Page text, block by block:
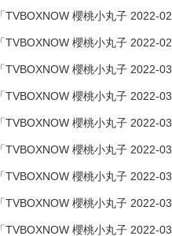
「TVBOXNOW 櫻桃小丸子 2022-
「TVBOXNOW 櫻桃小丸子 2022-
「TVBOXNOW 櫻桃小丸子 2022-
「TVBOXNOW 櫻桃小丸子 2022-
「TVBOXNOW 櫻桃小丸子 2022-
「TVBOXNOW 櫻桃小丸子 2022-
「TVBOXNOW 櫻桃小丸子 2022-
「TVBOXNOW 櫻桃小丸子 2022-
「TVBOXNOW 櫻桃小丸子 2022-